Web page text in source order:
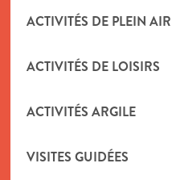
ACTIVITÉS DE PLEIN AIR
ACTIVITÉS DE LOISIRS
ACTIVITÉS ARGILE
VISITES GUIDÉES
gamme de spiritueux